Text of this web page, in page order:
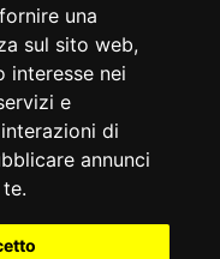
una
sul sito web,
interesse nei
e
di
annunci
.